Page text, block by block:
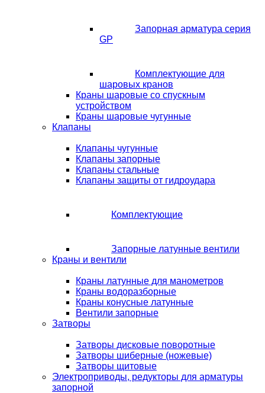
Запорная арматура серия
GP
Комплектующие для
шаровых кранов
Краны шаровые со спускным
устройством
Краны шаровые чугунные
Клапаны
Клапаны чугунные
Клапаны запорные
Клапаны стальные
Клапаны защиты от гидроудара
Комплектующие
Запорные латунные вентили
Краны и вентили
Краны латунные для манометров
Краны водоразборные
Краны конусные латунные
Вентили запорные
Затворы
Затворы дисковые поворотные
Затворы шиберные (ножевые)
Затворы щитовые
Электроприводы, редукторы для арматуры
запорной